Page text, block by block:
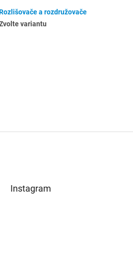
a rozdružovače
variantu
Instagram